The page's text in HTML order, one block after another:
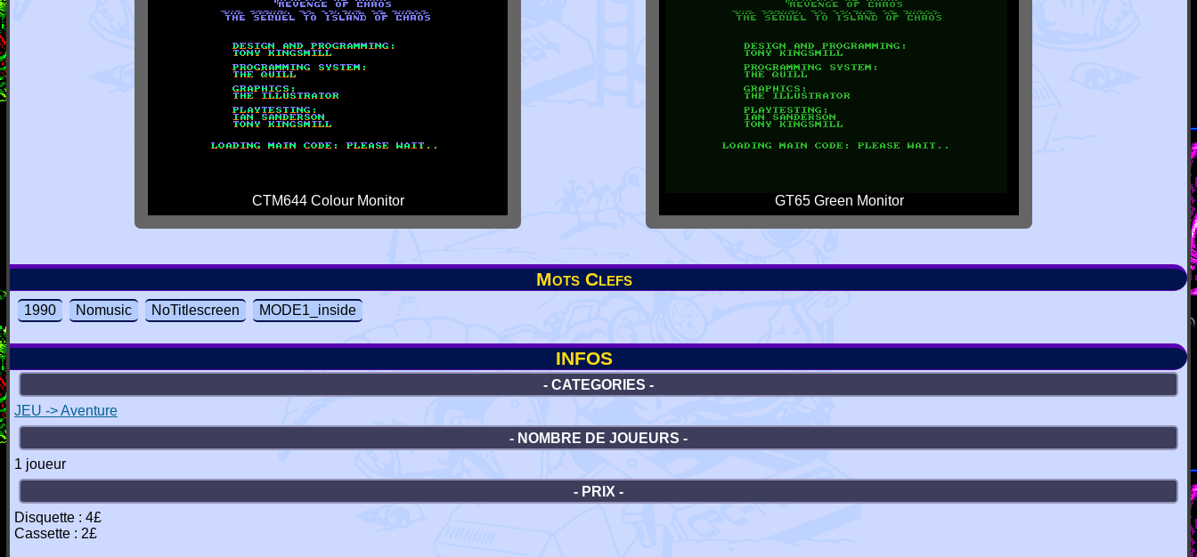
CTM644 Colour Monitor GT65 Green Monitor
Mots Clefs
1990 Nomusic NoTitlescreen MODE1_inside
INFOS
- CATEGORIES -
JEU -> Aventure
- NOMBRE DE JOUEURS -
1 joueur
- PRIX -
Disquette : 4£
Cassette : 2£